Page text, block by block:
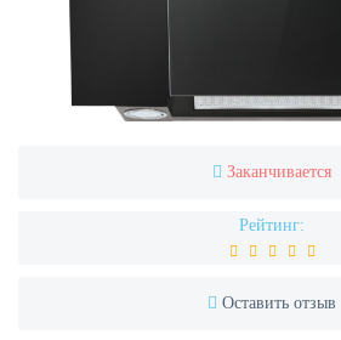
Заканчивается
Рейтинг:
Оставить отзыв